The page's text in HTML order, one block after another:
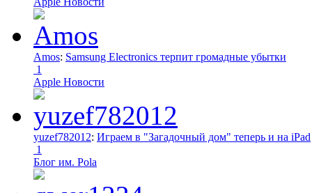
Amos: Samsung Electronics терпит громадные убытки
1
Apple Новости
yuzef782012: Играем в "Загадочный дом" теперь и на iPad
1
Блог им. Pola